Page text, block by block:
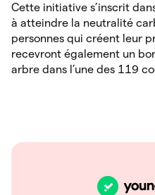
Cette initiative s’inscrit
à atteindre la neutralité
personnes qui créent leur
recevront également un
arbre dans l’une des 119